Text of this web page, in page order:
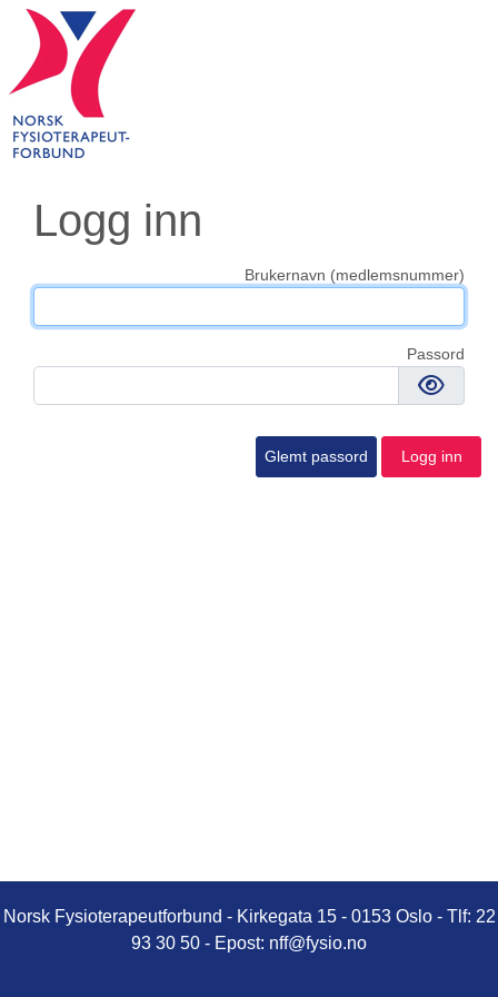
Logg inn
Brukernavn (medlemsnummer)
Passord
Norsk Fysioterapeutforbund - Kirkegata 15 - 0153 Oslo - Tlf: 22
93 30 50 - Epost: nff@fysio.no